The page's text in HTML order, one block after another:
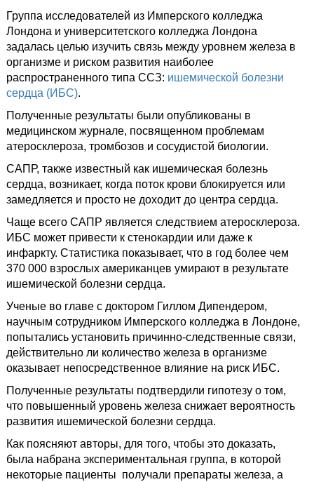
Группа исследователей из Имперского колледжа
Лондона и университетского колледжа Лондона
задалась целью изучить связь между уровнем железа в
организме и риском развития наиболее
распространенного типа ССЗ: ишемической болезни
сердца (ИБС).
Полученные результаты были опубликованы в
медицинском журнале, посвященном проблемам
атеросклероза, тромбозов и сосудистой биологии.
САПР, также известный как ишемическая болезнь
сердца, возникает, когда поток крови блокируется или
замедляется и просто не доходит до центра сердца.
Чаще всего САПР является следствием атеросклероза.
ИБС может привести к стенокардии или даже к
инфаркту. Статистика показывает, что в год более чем
370 000 взрослых американцев умирают в результате
ишемической болезни сердца.
Ученые во главе с доктором Гиллом Дипендером,
научным сотрудником Имперского колледжа в Лондоне,
попытались установить причинно-следственные связи,
действительно ли количество железа в организме
оказывает непосредственное влияние на риск ИБС.
Полученные результаты подтвердили гипотезу о том,
что повышенный уровень железа снижает вероятность
развития ишемической болезни сердца.
Как поясняют авторы, для того, чтобы это доказать,
была набрана экспериментальная группа, в которой
некоторые пациенты получали препараты железа, а